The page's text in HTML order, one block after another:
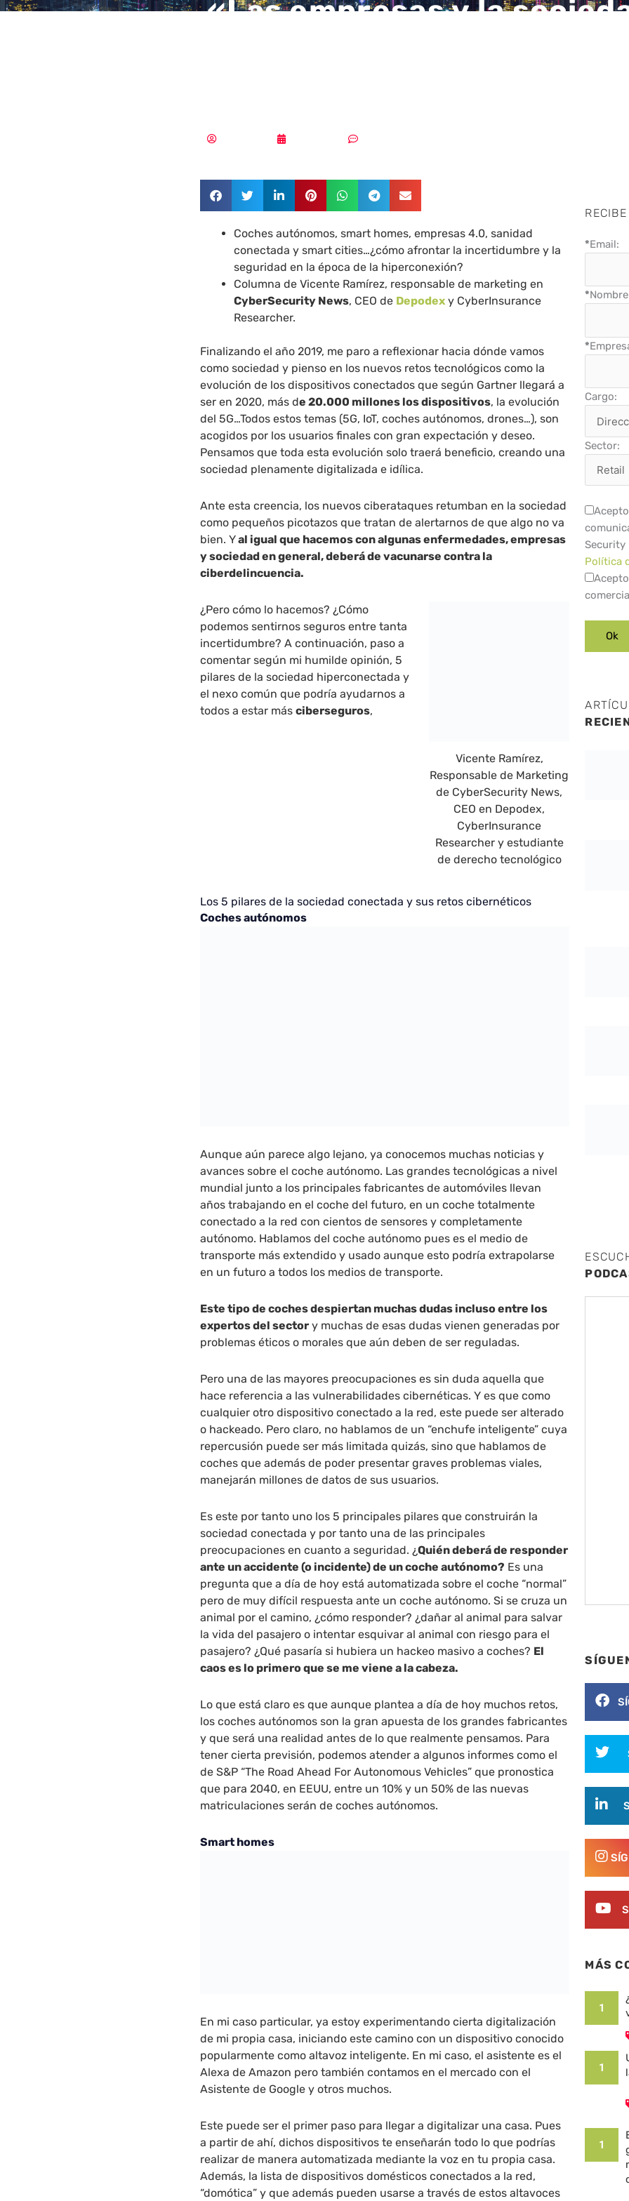
«Las empresas y la
Coches autónomos, smart homes, empresas 4.0, sanidad
conectada y smart cities…¿cómo afrontar la incertidumbre y la
seguridad en la época de la hiperconexión?
Columna de Vicente Ramírez, responsable de marketing en
CyberSecurity News, CEO de Depodex y CyberInsurance
Researcher.
Finalizando el año 2019, me paro a reflexionar hacia dónde vamos
como sociedad y pienso en los nuevos retos tecnológicos como la
evolución de los dispositivos conectados que según Gartner llegará a
ser en 2020, más de 20.000 millones los dispositivos, la evolución
del 5G…Todos estos temas (5G, IoT, coches autónomos, drones…), son
acogidos por los usuarios finales con gran expectación y deseo.
Pensamos que toda esta evolución solo traerá beneficio, creando una
sociedad plenamente digitalizada e idílica.
Ante esta creencia, los nuevos ciberataques retumban en la sociedad
como pequeños picotazos que tratan de alertarnos de que algo no va
bien. Yal igual que hacemos con algunas enfermedades, empresas
y sociedad en general, deberá de vacunarse contra la
ciberdelincuencia.
Vicente Ramírez,
Responsable de Marketing
de CyberSecurity News,
CEO en Depodex,
CyberInsurance
Researcher y estudiante
de derecho tecnológico
¿Pero cómo lo hacemos? ¿Cómo
podemos sentirnos seguros entre tanta
incertidumbre? A continuación, paso a
comentar según mi humilde opinión, 5
pilares de la sociedad hiperconectada y
el nexo común que podría ayudarnos a
todos a estar másciberseguros,
Los 5 pilares de la sociedad conectada y sus retos cibernéticos
Coches autónomos
Aunque aún parece algo lejano, ya conocemos muchas noticias y
avances sobre el coche autónomo. Las grandes tecnológicas a nivel
mundial junto a los principales fabricantes de automóviles llevan
años trabajando en el coche del futuro, en un coche totalmente
conectado a la red con cientos de sensores y completamente
autónomo. Hablamos del coche autónomo pues es el medio de
transporte más extendido y usado aunque esto podría extrapolarse
en un futuro a todos los medios de transporte.
Este tipo de coches despiertan muchas dudas incluso entre los
expertos del sector y muchas de esas dudas vienen generadas por
problemas éticos o morales que aún deben de ser reguladas.
Pero una de las mayores preocupaciones es sin duda aquella que
hace referencia a las vulnerabilidades cibernéticas. Y es que como
cualquier otro dispositivo conectado a la red, este puede ser alterado
o hackeado. Pero claro, no hablamos de un “enchufe inteligente” cuya
repercusión puede ser más limitada quizás, sino que hablamos de
coches que además de poder presentar graves problemas viales,
manejarán millones de datos de sus usuarios.
Es este por tanto uno los 5 principales pilares que construirán la
sociedad conectada y por tanto una de las principales
preocupaciones en cuanto a seguridad. ¿Quién deberá de responder
ante un accidente (o incidente) de un coche autónomo? Es una
pregunta que a día de hoy está automatizada sobre el coche “normal”
pero de muy difícil respuesta ante un coche autónomo. Si se cruza un
animal por el camino, ¿cómo responder? ¿dañar al animal para salvar
la vida del pasajero o intentar esquivar al animal con riesgo para el
pasajero? ¿Qué pasaría si hubiera un hackeo masivo a coches? El
caos es lo primero que se me viene a la cabeza.
Lo que está claro es que aunque plantea a día de hoy muchos retos,
los coches autónomos son la gran apuesta de los grandes fabricantes
y que será una realidad antes de lo que realmente pensamos. Para
tener cierta previsión, podemos atender a algunos informes como el
de S&P “The Road Ahead For Autonomous Vehicles” que pronostica
que para 2040, en EEUU, entre un 10% y un 50% de las nuevas
matriculaciones serán de coches autónomos.
Smart homes
En mi caso particular, ya estoy experimentando cierta digitalización
de mi propia casa, iniciando este camino con un dispositivo conocido
popularmente como altavoz inteligente. En mi caso, el asistente es el
Alexa de Amazon pero también contamos en el mercado con el
Asistente de Google y otros muchos.
Este puede ser el primer paso para llegar a digitalizar una casa. Pues
a partir de ahí, dichos dispositivos te enseñarán todo lo que podrías
realizar de manera automatizada mediante la voz en tu propia casa.
Además, la lista de dispositivos domésticos conectados a la red,
“domótica” y que además pueden usarse a través de estos altavoces
*Email:
*
*
Cargo:
Sector:
Security
Política
MÁS
1
1
1